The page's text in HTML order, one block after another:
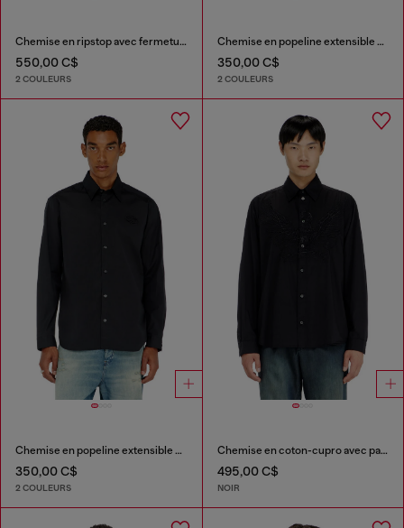
Chemise en ripstop avec fermeture zippée
550,00 C$
2 COULEURS
Chemise en popeline extensible avec broderie
350,00 C$
2 COULEURS
Chemise en popeline extensible avec broderie
350,00 C$
2 COULEURS
Chemise en coton-cupro avec patch brodé
495,00 C$
NOIR